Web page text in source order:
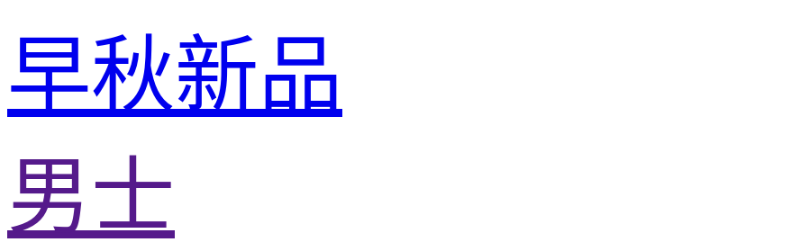
早秋新品
男士